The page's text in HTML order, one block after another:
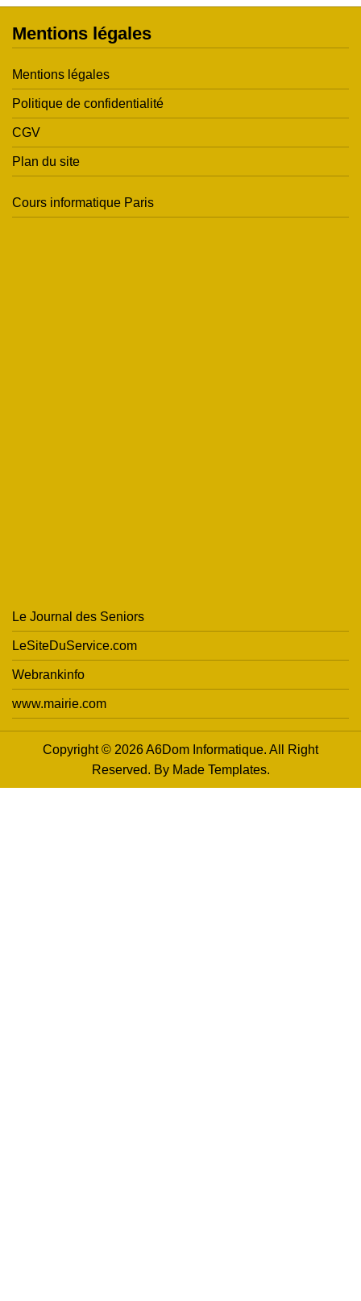
Mentions légales
Mentions légales
Politique de confidentialité
CGV
Plan du site
Cours informatique Paris
Le Journal des Seniors
LeSiteDuService.com
Webrankinfo
www.mairie.com
Copyright © 2026 A6Dom Informatique. All Right
Reserved. By Made Templates.